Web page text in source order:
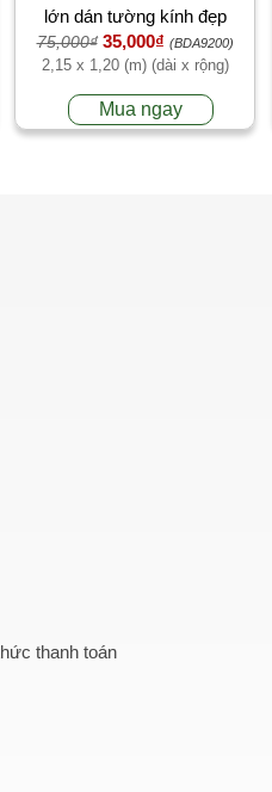
lớn dán tường kính đẹp
75,000₫ 35,000₫ (BDA9200)
2,15 x 1,20 (m) (dài x rộng)
Mua ngay
thanh toán